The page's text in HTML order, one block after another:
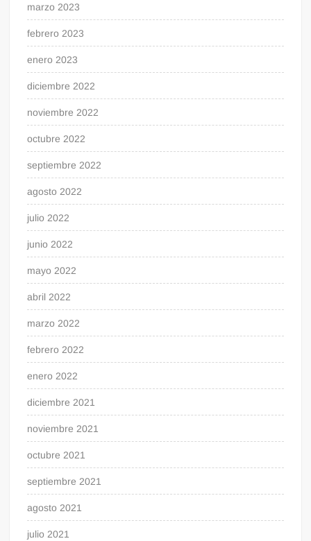
marzo 2023
febrero 2023
enero 2023
diciembre 2022
noviembre 2022
octubre 2022
septiembre 2022
agosto 2022
julio 2022
junio 2022
mayo 2022
abril 2022
marzo 2022
febrero 2022
enero 2022
diciembre 2021
noviembre 2021
octubre 2021
septiembre 2021
agosto 2021
julio 2021